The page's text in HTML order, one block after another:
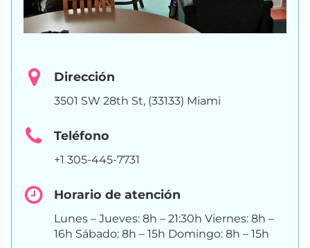
Dirección
3501 SW 28th St, (33133) Miami
Teléfono
+1 305-445-7731
Horario de atención
Lunes – Jueves: 8h – 21:30h Viernes: 8h –
16h Sábado: 8h – 15h Domingo: 8h – 15h